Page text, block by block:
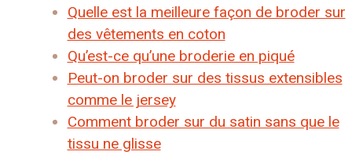
Quelle est la meilleure façon de broder sur
des vêtements en coton
Qu’est-ce qu’une broderie en piqué
Peut-on broder sur des tissus extensibles
comme le jersey
Comment broder sur du satin sans que le
tissu ne glisse